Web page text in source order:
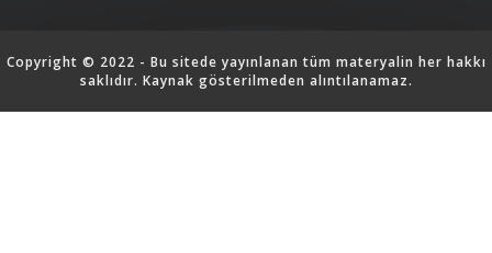
Copyright © 2022 - Bu sitede yayınlanan tüm materyalin her hakkı
saklıdır. Kaynak gösterilmeden alıntılanamaz.